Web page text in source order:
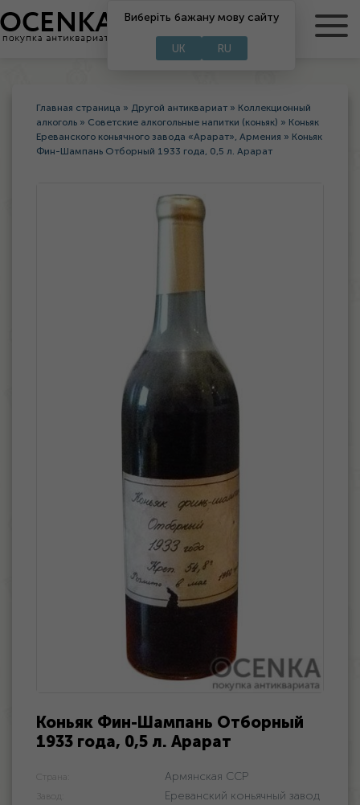
RU
Виберіть бажану мову сайту
UK RU
Главная страница » Другой антиквариат » Коллекционный
алкоголь » Советские алкогольные напитки (коньяк) » Коньяк
Ереванского коньячного завода «Арарат», Армения » Коньяк
Фин-Шампань Отборный 1933 года, 0,5 л. Арарат
Коньяк Фин-Шампань Отборный
1933 года, 0,5 л. Арарат
Страна: Армянская ССР
Завод:
Ереванский коньячный завод